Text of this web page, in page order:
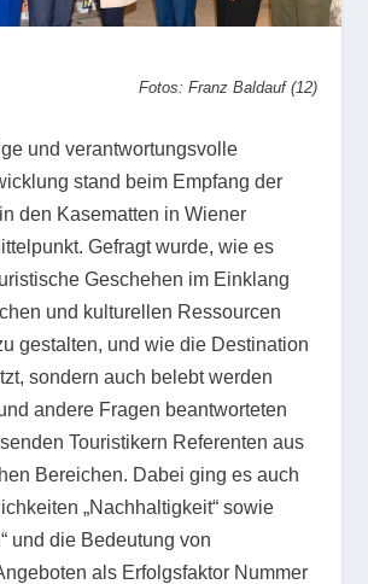
Fotos: Franz Baldauf (12)
und verantwortungsvolle
stand beim Empfang der
den Kasematten in Wiener
Gefragt wurde, wie es
Geschehen im Einklang
und kulturellen Ressourcen
gestalten, und wie die Destination
sondern auch belebt werden
andere Fragen beantworteten
Touristikern Referenten aus
Bereichen. Dabei ging es auch
„Nachhaltigkeit“ sowie
und die Bedeutung von
als Erfolgsfaktor Nummer